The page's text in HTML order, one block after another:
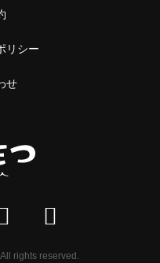
リシー
せ
rights reserved.